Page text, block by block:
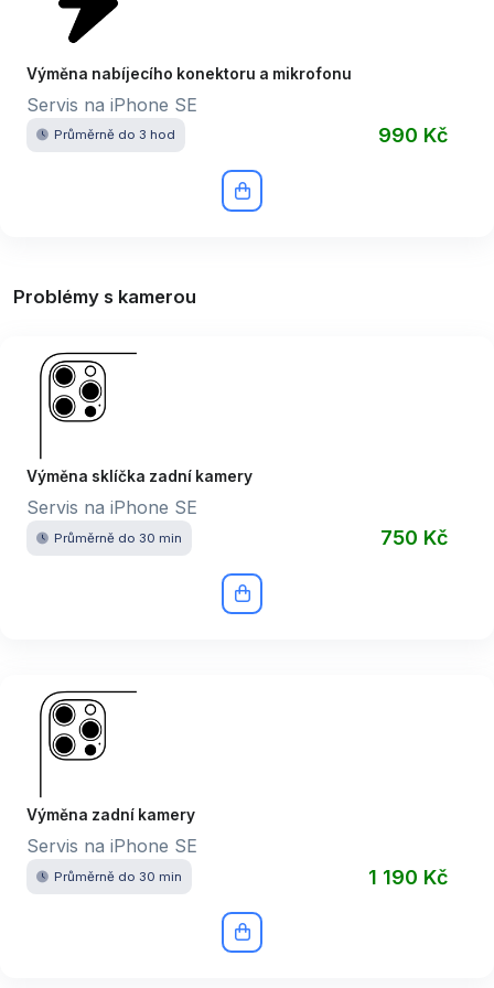
Výměna nabíjecího konektoru a mikrofonu
Servis na iPhone SE
Průměrně do 3 hod 990 Kč
Problémy s kamerou
Výměna sklíčka zadní kamery
Servis na iPhone SE
Průměrně do 30 min 750 Kč
Výměna zadní kamery
Servis na iPhone SE
Průměrně do 30 min 1 190 Kč